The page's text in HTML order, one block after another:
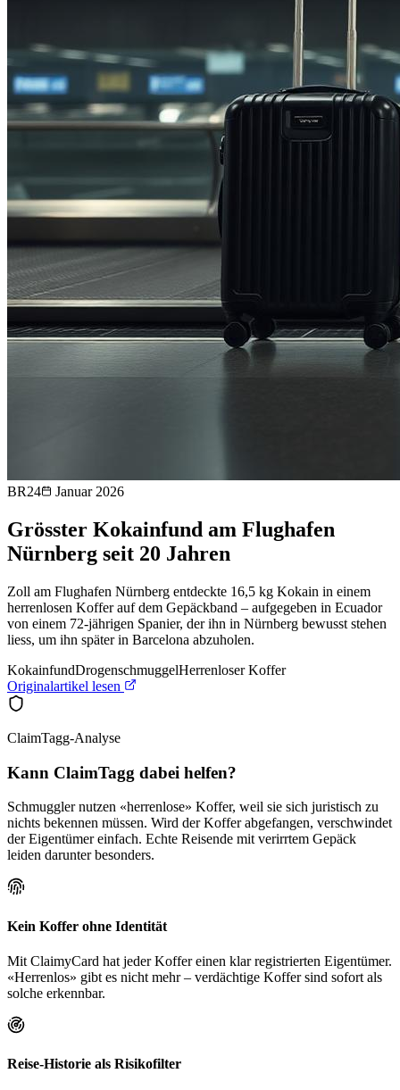
BR24 Januar 2026
Grösster Kokainfund am Flughafen
Nürnberg seit 20 Jahren
Zoll am Flughafen Nürnberg entdeckte 16,5 kg Kokain in einem
herrenlosen Koffer auf dem Gepäckband – aufgegeben in Ecuador
von einem 72-jährigen Spanier, der ihn in Nürnberg bewusst stehen
liess, um ihn später in Barcelona abzuholen.
KokainfundDrogenschmuggelHerrenloser Koffer
Originalartikel lesen
ClaimTagg-Analyse
Kann ClaimTagg dabei helfen?
Schmuggler nutzen «herrenlose» Koffer, weil sie sich juristisch zu
nichts bekennen müssen. Wird der Koffer abgefangen, verschwindet
der Eigentümer einfach. Echte Reisende mit verirrtem Gepäck
leiden darunter besonders.
Kein Koffer ohne Identität
Mit ClaimyCard hat jeder Koffer einen klar registrierten Eigentümer.
«Herrenlos» gibt es nicht mehr – verdächtige Koffer sind sofort als
solche erkennbar.
Reise-Historie als Risikofilter